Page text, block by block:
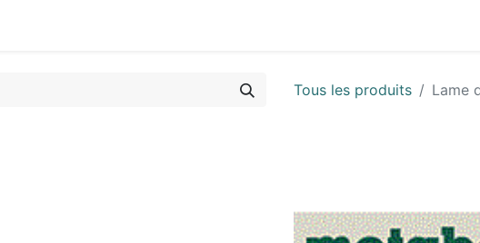
Tous les produits Lame